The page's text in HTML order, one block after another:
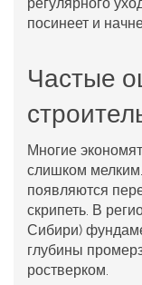
посинеет и
Частые
Многие
слишком мелким.
появляются
скрипеть. В
Сибири)
глубины
ростверком.